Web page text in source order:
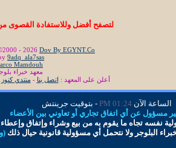
لتصفح أفضل وللاستفادة القصوى
- 2026 Dov By EGYNT.Co
9adq_ala7sas
Mamdouh
معهد خبراء بلوجر -
أعلن على المعهد : اتصل بنا - منتدي
الساعة الآن01:24 PM
- بتوقيت جرينتش
مسؤول عن أي اتفاق تجاري أو تعاوني بين الأعضاء
نفسه تجاه ما يقوم به من بيع وشراء وإتفاق و
البلوجر ولا نتحمل أي مسؤولية قانونية حيال ذلك